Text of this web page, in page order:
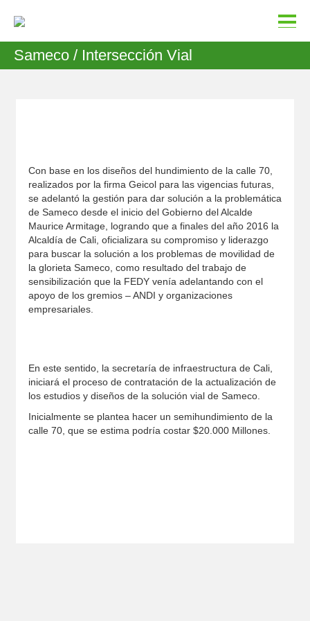
Sameco / Intersección Vial
Con base en los diseños del hundimiento de la calle 70,
realizados por la firma Geicol para las vigencias futuras,
se adelantó la gestión para dar solución a la problemática
de Sameco desde el inicio del Gobierno del Alcalde
Maurice Armitage, logrando que a finales del año 2016 la
Alcaldía de Cali, oficializara su compromiso y liderazgo
para buscar la solución a los problemas de movilidad de
la glorieta Sameco, como resultado del trabajo de
sensibilización que la FEDY venía adelantando con el
apoyo de los gremios – ANDI y organizaciones
empresariales.
En este sentido, la secretaría de infraestructura de Cali,
iniciará el proceso de contratación de la actualización de
los estudios y diseños de la solución vial de Sameco.
Inicialmente se plantea hacer un semihundimiento de la
calle 70, que se estima podría costar $20.000 Millones.